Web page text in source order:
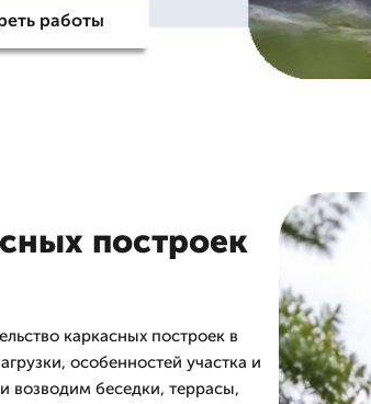
работы
построек
каркасных построек в
особенностей участка и
возводим беседки, террасы,